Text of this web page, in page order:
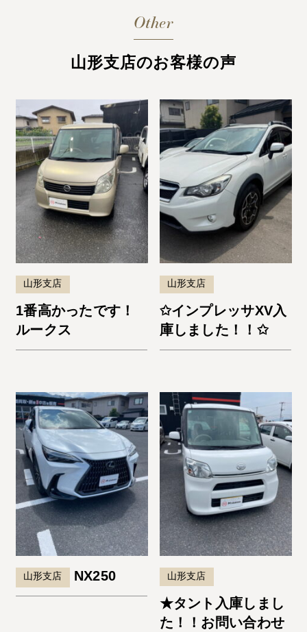
Other
山形支店のお客様の声
山形支店
1番高かったです！
ルークス
山形支店
✩インプレッサXV入
庫しました！！✩
山形支店 NX250 山形支店
★タント入庫しまし
た！！お問い合わせ